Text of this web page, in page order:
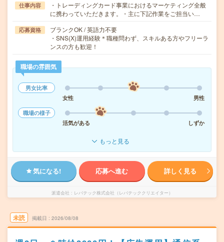
仕事内容
・トレーディングカード事業におけるマーケティング全般
に携わっていただきます。・主に下記作業をご担当い…
応募資格
ブランクOK / 英語力不要
・SNS(X)運用経験＊職種問わず、スキルある方やフリーラ
ンスの方も歓迎！
職場の雰囲気
男女比率
女性
男性
職場の様子
活気がある
しずか
もっと見る
気になる! 応募へ進む 詳しく見る
派遣会社 レバテック株式会社（レバテッククリエイター）
未読 掲載日 2026/08/08